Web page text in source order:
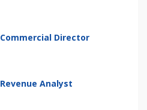
Commercial Director
Revenue Analyst